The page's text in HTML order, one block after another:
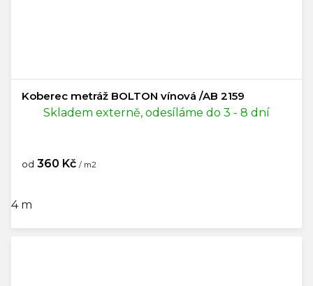
Koberec metráž BOLTON vínová /AB 2159
Skladem externě, odesíláme do 3 - 8 dní
od 360 Kč / m2
4 m